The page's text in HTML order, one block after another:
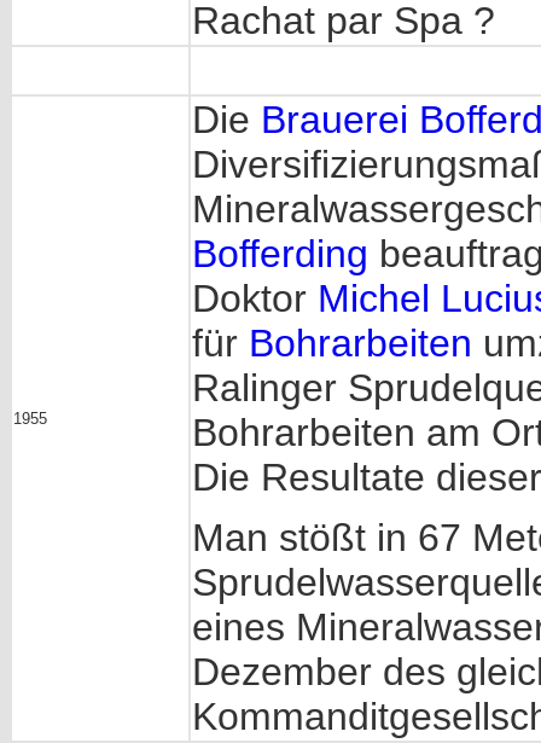
Rachat par Spa ?
1955
Die Brauerei
Bofferding
Doktor Michel
für Bohrarbeiten
Ralinger
Bohrarbeiten am
Die Resultate
Man stößt in 67
eines
Dezember des